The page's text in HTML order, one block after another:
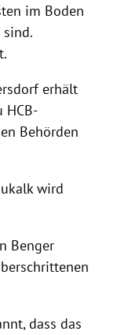
im Boden
erhält
HCB-
Behörden
wird
Benger
dass das